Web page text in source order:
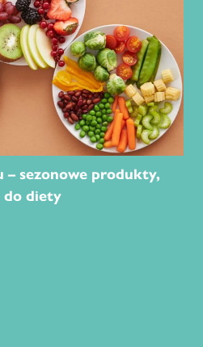
– sezonowe produkty,
do diety